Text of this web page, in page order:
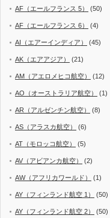
AF（エールフランス 5） (50)
AF（エールフランス 6） (4)
AI（エアーインディア） (45)
AK（エアアジア） (21)
AM（アエロメヒコ航空） (12)
AO（オーストラリア航空） (1)
AR（アルゼンチン航空） (8)
AS（アラスカ航空） (6)
AT（モロッコ航空） (5)
AV（アビアンカ航空） (2)
AW（アフリカワールド） (1)
AY（フィンランド航空 1） (50)
AY（フィンランド航空 2） (50)